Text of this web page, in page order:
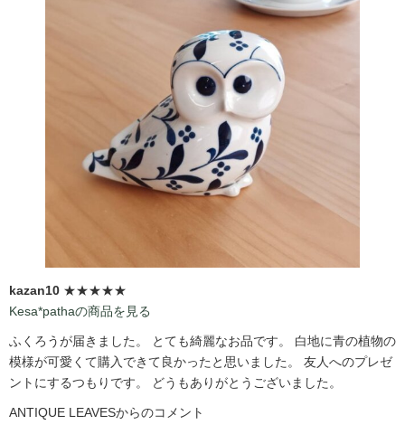
kazan10 ★★★★★
Kesa*pathaの商品を見る
ふくろうが届きました。 とても綺麗なお品です。 白地に青の植物の
模様が可愛くて購入できて良かったと思いました。 友人へのプレゼ
ントにするつもりです。 どうもありがとうございました。
ANTIQUE LEAVESからのコメント